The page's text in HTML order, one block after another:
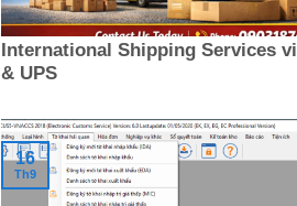
International Shipping Services
& UPS
16
Th9